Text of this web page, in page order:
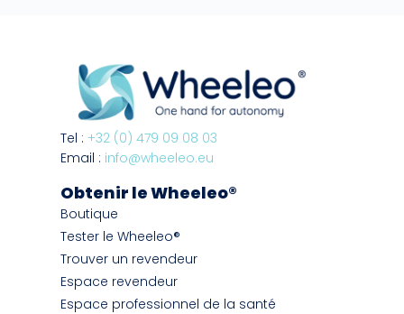
Tel : +32 (0) 479 09 08 03
Email : info@wheeleo.eu
Obtenir le Wheeleo®
Boutique
Tester le Wheeleo®
Trouver un revendeur
Espace revendeur
Espace professionnel de la santé